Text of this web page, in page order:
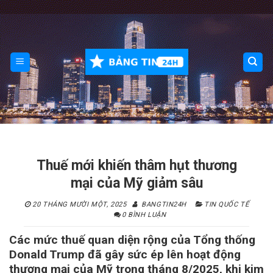
Skip
to
content
Thuế mới khiến thâm hụt thương
mại của Mỹ giảm sâu
20 THÁNG MƯỜI MỘT, 2025 BANGTIN24H
TIN QUỐC TẾ
0 BÌNH LUẬN
Các mức thuế quan diện rộng của Tổng thống
Donald Trump đã gây sức ép lên hoạt động
thương mại của Mỹ trong tháng 8/2025, khi kim